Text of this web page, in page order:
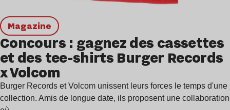
magazine
Concours : gagnez des cassettes
et des tee-shirts Burger Records
x Volcom
Burger Records et Volcom unissent leurs forces le temps d'une
collection. Amis de longue date, ils proposent une collaboration